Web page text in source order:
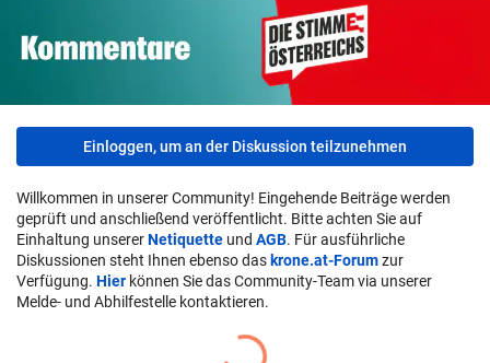
Einloggen, um an der Diskussion teilzunehmen
Willkommen in unserer Community! Eingehende Beiträge werden
geprüft und anschließend veröffentlicht. Bitte achten Sie auf
Einhaltung unsererNetiquette und AGB. Für ausführliche
Diskussionen steht Ihnen ebenso das krone.at-Forumzur
Verfügung. Hier können Sie das Community-Team via unserer
Melde- und Abhilfestelle kontaktieren.